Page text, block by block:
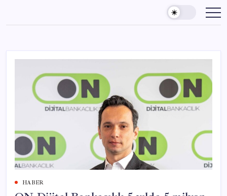
content
HABER